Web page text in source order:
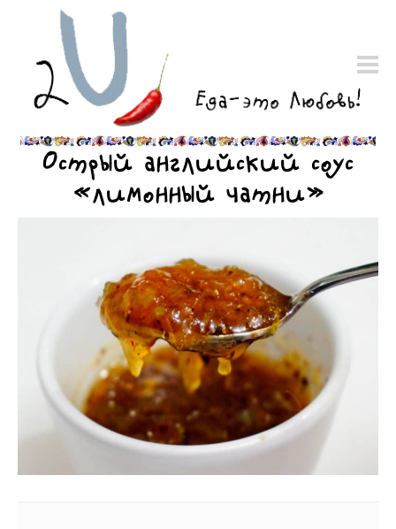
Острый английский соус
«лимонный чатни»